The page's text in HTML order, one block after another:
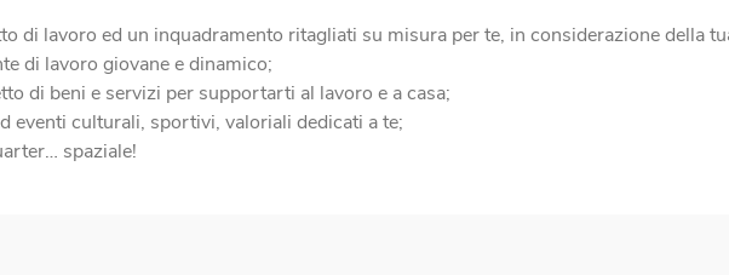
di lavoro ed un inquadramento ritagliati su misura per te, in considerazione della
di lavoro giovane e dinamico;
di beni e servizi per supportarti al lavoro e a casa;
eventi culturali, sportivi, valoriali dedicati a te;
spaziale!